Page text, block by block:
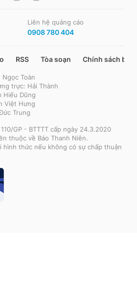
Liên hệ quảng cáo
0908 780 404
RSS Tòa soạn Chính sách bảo
Toàn
trực: Hải Thành
Hiếu Dũng
Việt Hưng
Trung
GP - BTTTT cấp ngày 24.3.2020
thuộc về Báo Thanh Niên.
hình thức nếu không có sự chấp thuận